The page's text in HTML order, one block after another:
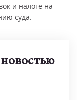
и налоге на
суда.